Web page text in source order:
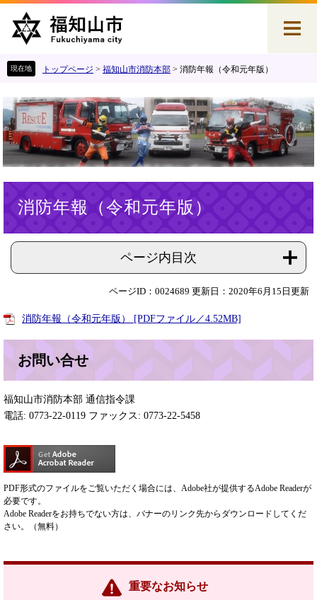
す
。
し
て
本
文
トップページ > 福知山市消防本部 > 消防年報（令和元年版）
消防年報（令和元年版）
ページ内目次
ページID：0024689 更新日：2020年6月15日更新
消防年報（令和元年版） [PDFファイル／4.52MB]
お問い合せ
福知山市消防本部 通信指令課
電話: 0773-22-0119 ファックス: 0773-22-5458
PDF形式のファイルをご覧いただく場合には、Adobe社が提供するAdobe Readerが
必要です。
Adobe Readerをお持ちでない方は、バナーのリンク先からダウンロードしてくだ
さい。（無料）
重要なお知らせ